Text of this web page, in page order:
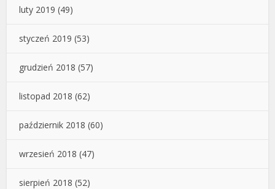
luty 2019 (49)
styczeń 2019 (53)
grudzień 2018 (57)
listopad 2018 (62)
październik 2018 (60)
wrzesień 2018 (47)
sierpień 2018 (52)